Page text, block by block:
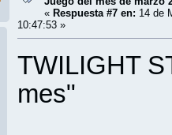
« Respuesta #7 en: 14 de
10:47:53 »
TWILIGHT
mes"